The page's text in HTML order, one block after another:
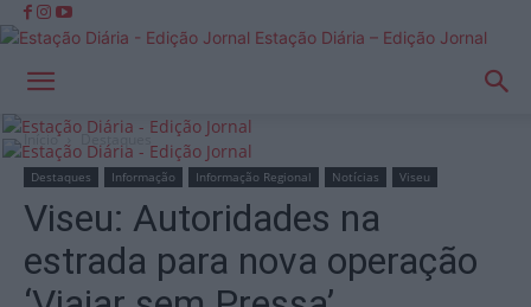
Estação Diária – Edição Jornal
Início Destaques
Destaques Informação Informação Regional Notícias Viseu
Viseu: Autoridades na
estrada para nova operação